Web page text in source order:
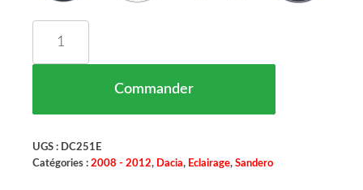
Commander
UGS : DC251E
Catégories : 2008 - 2012, Dacia, Eclairage, Sandero